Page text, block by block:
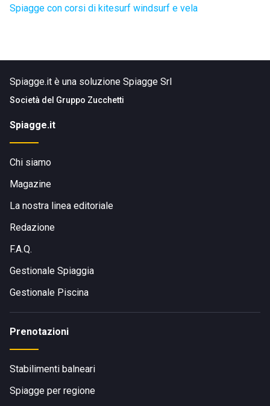
Spiagge con corsi di kitesurf windsurf e vela
Spiagge.it è una soluzione Spiagge Srl
Società del Gruppo Zucchetti
Spiagge.it
Chi siamo
Magazine
La nostra linea editoriale
Redazione
F.A.Q.
Gestionale Spiaggia
Gestionale Piscina
Prenotazioni
Stabilimenti balneari
Spiagge per regione